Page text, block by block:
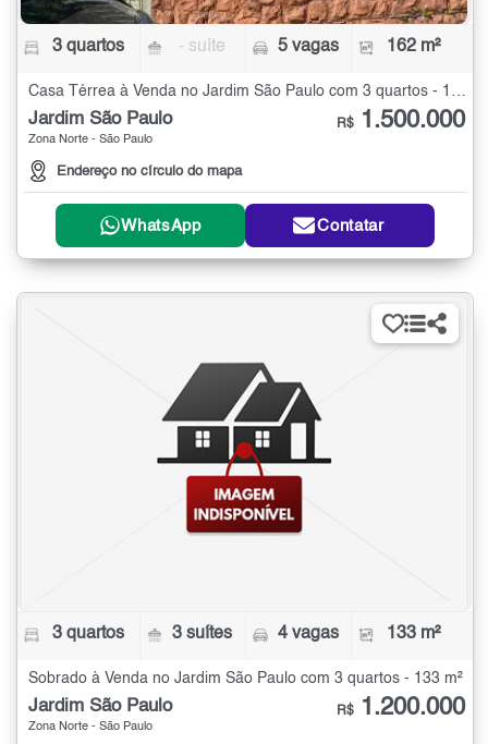
3 quartos - suíte 5 vagas 162 m²
Casa Térrea à Venda no Jardim São Paulo com 3 quartos - 162 m²
Jardim São Paulo
Zona Norte - São Paulo
Endereço no círculo do mapa
R$ 1.500.000
WhatsApp Contatar
3 quartos 3 suítes 4 vagas 133 m²
Sobrado à Venda no Jardim São Paulo com 3 quartos - 133 m²
Jardim São Paulo
Zona Norte - São Paulo
R$ 1.200.000